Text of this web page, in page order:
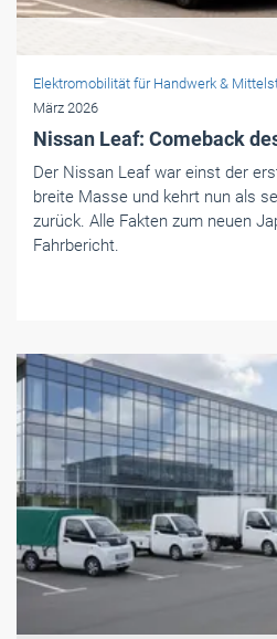
Elektromobilität für Handwerk &
März 2026
Nissan Leaf: Comeback
Der Nissan Leaf war einst der
breite Masse und kehrt nun als
zurück. Alle Fakten zum neuen
Fahrbericht.